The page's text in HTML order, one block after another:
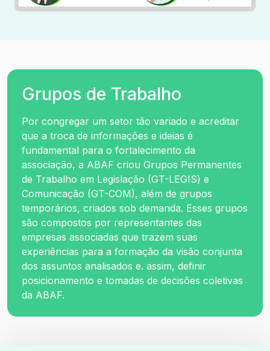
Grupos de Trabalho
Por congregar um setor tão variado e acreditar
que a troca de informações e ideias é
fundamental para o fortalecimento da
associação, a ABAF criou Grupos Permanentes
de Trabalho em Legislação (GT-LEGIS) e
Comunicação (GT-COM), além de grupos
temporários, criados sob demanda. Esses grupos
são compostos por representantes das
empresas associadas que trazem suas
experiências para a formação da visão conjunta
dos assuntos analisados e. assim, definir
posicionamento e tomadas de decisões coletivas
da ABAF.